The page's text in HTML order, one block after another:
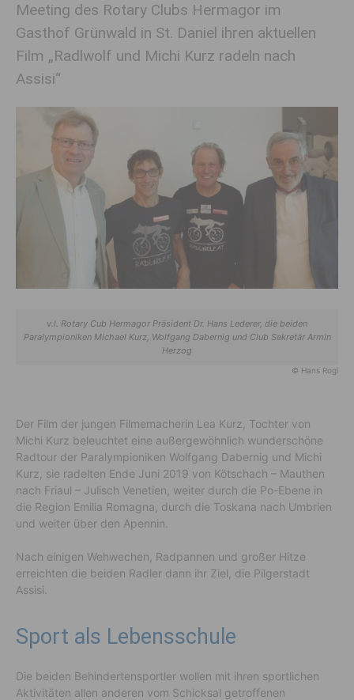
Meeting des Rotary Clubs Hermagor im
Gasthof Grünwald in St. Daniel ihren aktuellen
Film „Radlwolf und Michi Kurz radeln nach
Assisi“
v.l. Rotary Cub Hermagor Präsident Dr. Hans Lederer, die beiden
Paralympioniken Michael Kurz, Wolfgang Dabernig und Club Sekretär Armin
Herzog
© Hans Rogi
Der Film der jungen Filmemacherin Lea Kurz, Tochter von
Michi Kurz beleuchtet eine außergewöhnlich wunderschöne
Radtour der Paralympioniken Wolfgang Dabernig und Michi
Kurz, sie radelten Ende Juni 2019 von Kötschach – Mauthen
nach Friaul – Julisch Venetien, weiter durch die Po-Ebene in
die Region Emilia Romagna, durch die Toskana nach Umbrien
und weiter über den Apennin.
Nach einigen Wehwechen, Radpannen und großer Hitze
erreichten die beiden Radler dann ihr Ziel, die Pilgerstadt
Assisi.
Sport als Lebensschule
Die beiden Behindertensportler wollen mit ihren sportlichen
Aktivitäten allen anderen vom Schicksal getroffenen